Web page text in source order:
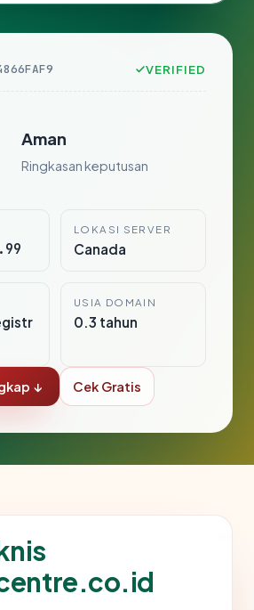
VERIFIED
Aman
Ringkasan keputusan
LOKASI SERVER
Canada
USIA DOMAIN
0.3 tahun
↓ Cek Gratis